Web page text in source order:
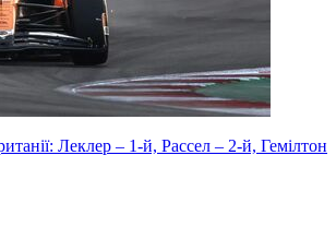
Леклер – 1-й, Рассел – 2-й, Гемілтон